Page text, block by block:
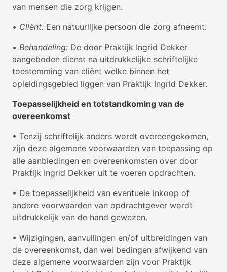
van mensen die zorg krijgen.
• Cliënt: Een natuurlijke persoon die zorg afneemt.
• Behandeling: De door Praktijk Ingrid Dekker
aangeboden dienst na uitdrukkelijke schriftelijke
toestemming van cliënt welke binnen het
opleidingsgebied liggen van Praktijk Ingrid Dekker.
Toepasselijkheid en totstandkoming van de
overeenkomst
• Tenzij schriftelijk anders wordt overeengekomen,
zijn deze algemene voorwaarden van toepassing op
alle aanbiedingen en overeenkomsten over door
Praktijk Ingrid Dekker uit te voeren opdrachten.
• De toepasselijkheid van eventuele inkoop of
andere voorwaarden van opdrachtgever wordt
uitdrukkelijk van de hand gewezen.
• Wijzigingen, aanvullingen en/of uitbreidingen van
de overeenkomst, dan wel bedingen afwijkend van
deze algemene voorwaarden zijn voor Praktijk